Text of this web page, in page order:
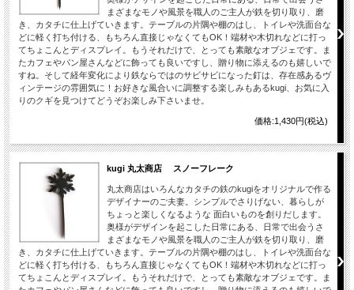
まざまなモノや風景を職人のご主人が鉄を切り取り、磨
き、カタチに仕上げていきます。テーブルの片隅や棚のはし、トイレや洗面台な
どに軽く打ち付ける、もちろん直接じゃなくてもOK！端材や木切れなどに打っ
てちょこんとディスプレイ。もうそれだけで、とっても素敵なオブジェです。ま
たカフェやパン屋さんなどに飾っても良いですし、贈り物に添えるのも嬉しいで
すね。そして経年変化により鉄ならではのサビサビになった釘は、存在感あるヴ
ィンテージの雰囲気に！お好きな風合いに調整する楽しみもあるkugi、お気に入
りのクギを見つけてどうぞお楽しみ下さいませ。
価格:1,430円(税込)
kugi 丸太商店 スノーフレーク
丸太商店はいろんなカタチの鉄のkugiをオリジナルで作る
デザイナーのご夫妻。シンプルでさりげない、暮らしが
ちょっと楽しくなるような 面白いものを創りだします。
奥様がデザインを起こした日常にある、日常で出会うさ
まざまなモノや風景を職人のご主人が鉄を切り取り、磨
き、カタチに仕上げていきます。テーブルの片隅や棚のはし、トイレや洗面台な
どに軽く打ち付ける、もちろん直接じゃなくてもOK！端材や木切れなどに打っ
てちょこんとディスプレイ。もうそれだけで、とっても素敵なオブジェです。ま